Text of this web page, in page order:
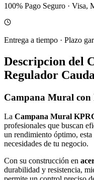
100% Pago Seguro · Visa,
Entrega a tiempo · Plazo
Descripcion del
Regulador
Campana Mural con
La Campana Mural
profesionales que buscan
un rendimiento óptimo, esta
necesidades de tu negocio.
Con su construcción en
durabilidad y resistencia,